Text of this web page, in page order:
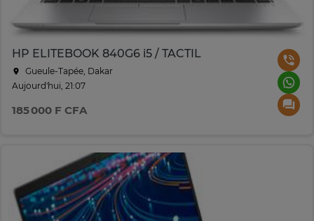
HP ELITEBOOK 840G6 i5 / TACTIL
Gueule-Tapée, Dakar
Aujourd'hui, 21:07
185 000 F CFA